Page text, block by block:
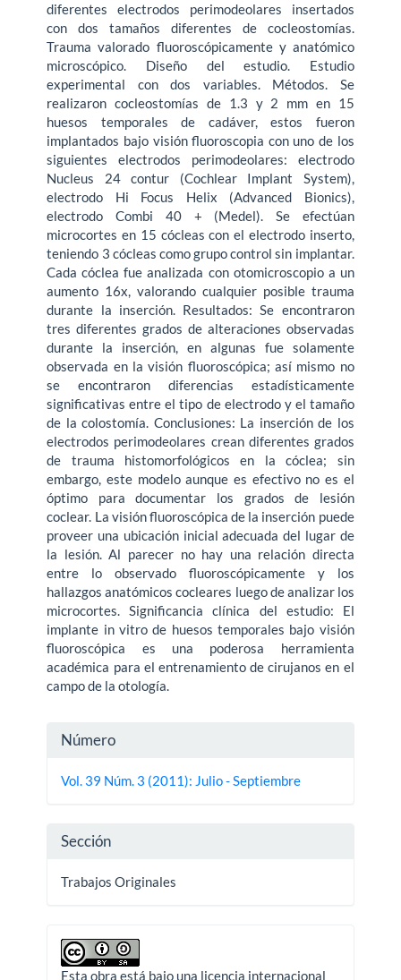
diferentes electrodos perimodeolares insertados
con dos tamaños diferentes de cocleostomías.
Trauma valorado fluoroscópicamente y anatómico
microscópico. Diseño del estudio. Estudio
experimental con dos variables. Métodos. Se
realizaron cocleostomías de 1.3 y 2 mm en 15
huesos temporales de cadáver, estos fueron
implantados bajo visión fluoroscopia con uno de los
siguientes electrodos perimodeolares: electrodo
Nucleus 24 contur (Cochlear Implant System),
electrodo Hi Focus Helix (Advanced Bionics),
electrodo Combi 40 + (Medel). Se efectúan
microcortes en 15 cócleas con el electrodo inserto,
teniendo 3 cócleas como grupo control sin implantar.
Cada cóclea fue analizada con otomicroscopio a un
aumento 16x, valorando cualquier posible trauma
durante la inserción. Resultados: Se encontraron
tres diferentes grados de alteraciones observadas
durante la inserción, en algunas fue solamente
observada en la visión fluoroscópica; así mismo no
se encontraron diferencias estadísticamente
significativas entre el tipo de electrodo y el tamaño
de la colostomía. Conclusiones: La inserción de los
electrodos perimodeolares crean diferentes grados
de trauma histomorfológicos en la cóclea; sin
embargo, este modelo aunque es efectivo no es el
óptimo para documentar los grados de lesión
coclear. La visión fluoroscópica de la inserción puede
proveer una ubicación inicial adecuada del lugar de
la lesión. Al parecer no hay una relación directa
entre lo observado fluoroscópicamente y los
hallazgos anatómicos cocleares luego de analizar los
microcortes. Significancia clínica del estudio: El
implante in vitro de huesos temporales bajo visión
fluoroscópica es una poderosa herramienta
académica para el entrenamiento de cirujanos en el
campo de la otología.
Detalles
del
Número
Vol. 39 Núm. 3 (2011): Julio - Septiembre
Sección
Trabajos Originales
Esta obra está bajo una licencia internacional